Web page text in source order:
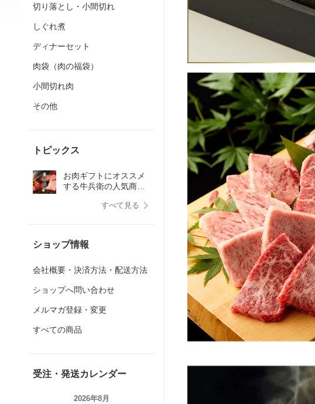
切り落とし・小間切れ
しぐれ煮
ディナーセット
肉袋（肉の福袋）
小間切れ肉
その他
トピックス
お肉ギフトにオススメ
する牛兵衛の人気商品
すべて見る
ショップ情報
会社概要・決済方法・配送方法
ショップへ問い合わせ
メルマガ登録・変更
すべての商品
受注・発送カレンダー
2026年8月